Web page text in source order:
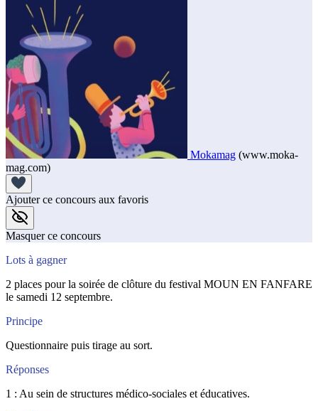
Mokamag (www.moka-
mag.com)
Ajouter ce concours aux favoris
Masquer ce concours
Lots à gagner
2 places pour la soirée de clôture du festival MOUN EN FANFARE
le samedi 12 septembre.
Principe
Questionnaire puis tirage au sort.
Réponses
1 : Au sein de structures médico-sociales et éducatives.